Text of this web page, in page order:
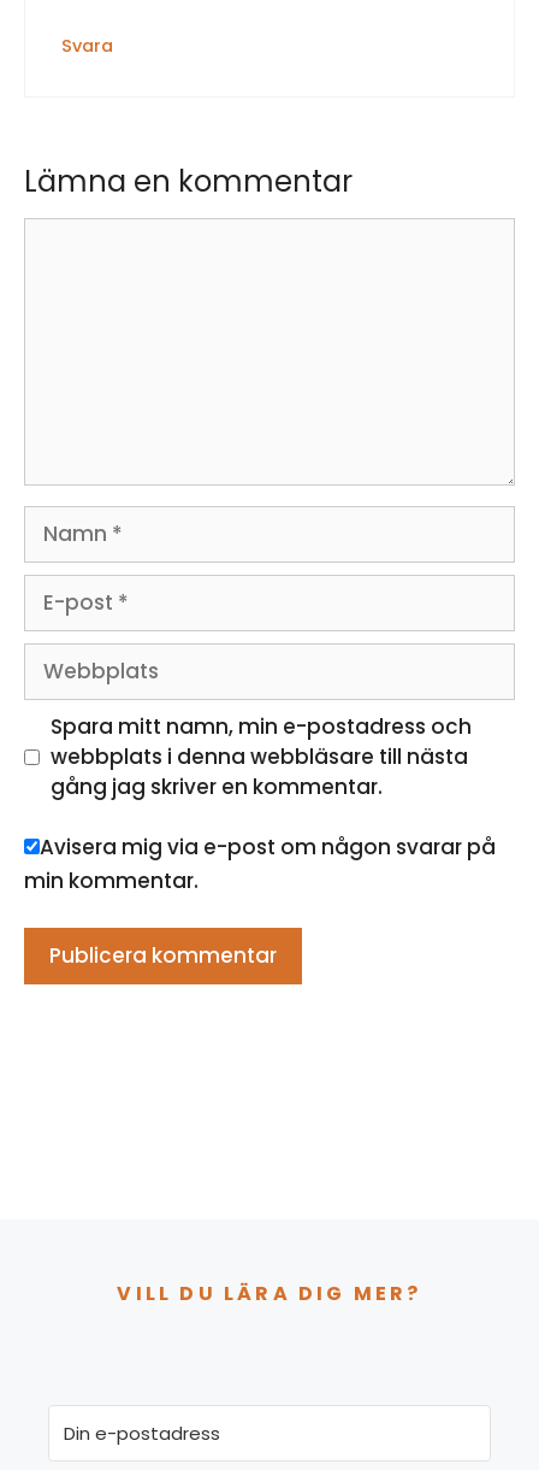
Svara
Lämna en kommentar
post
Webbplats
Spara mitt namn, min e-postadress och
webbplats i denna webbläsare till nästa
gång jag skriver en kommentar.
Avisera mig via e-post om någon svarar på
min kommentar.
VILL DU LÄRA DIG MER?